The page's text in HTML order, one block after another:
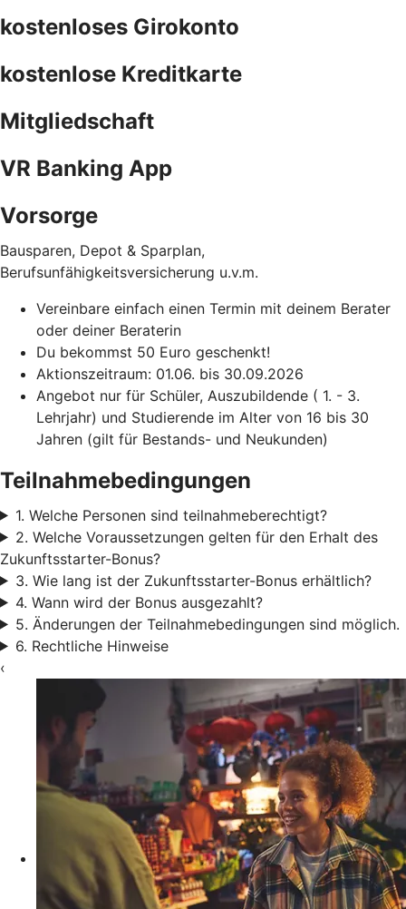
kostenloses Girokonto
kostenlose Kreditkarte
Mitgliedschaft
VR Banking App
Vorsorge
Bausparen, Depot & Sparplan,
Berufsunfähigkeitsversicherung u.v.m.
Vereinbare einfach einen Termin mit deinem Berater
oder deiner Beraterin
Du bekommst 50 Euro geschenkt!
Aktionszeitraum: 01.06. bis 30.09.2026
Angebot nur für Schüler, Auszubildende ( 1. - 3.
Lehrjahr) und Studierende im Alter von 16 bis 30
Jahren (gilt für Bestands- und Neukunden)
Teilnahmebedingungen
1. Welche Personen sind teilnahmeberechtigt?
2. Welche Voraussetzungen gelten für den Erhalt des
Zukunftsstarter-Bonus?
3. Wie lang ist der Zukunftsstarter-Bonus erhältlich?
4. Wann wird der Bonus ausgezahlt?
5. Änderungen der Teilnahmebedingungen sind möglich.
6. Rechtliche Hinweise
‹